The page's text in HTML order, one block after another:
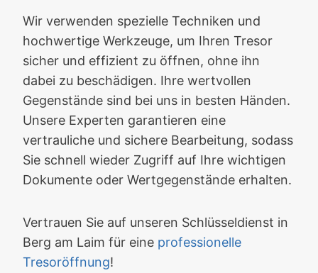
Wir verwenden spezielle Techniken und
hochwertige Werkzeuge, um Ihren Tresor
sicher und effizient zu öffnen, ohne ihn
dabei zu beschädigen. Ihre wertvollen
Gegenstände sind bei uns in besten Händen.
Unsere Experten garantieren eine
vertrauliche und sichere Bearbeitung, sodass
Sie schnell wieder Zugriff auf Ihre wichtigen
Dokumente oder Wertgegenstände erhalten.
Vertrauen Sie auf unseren Schlüsseldienst in
Berg am Laim für eine professionelle
Tresoröffnung!